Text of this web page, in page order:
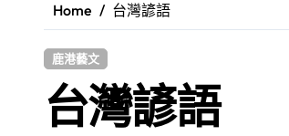
阿不拉歌唱教室與
Home 台灣諺語
鹿港藝文
台灣諺語